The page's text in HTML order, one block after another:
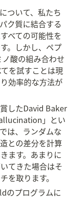
ついて、私たち
ク質に結合する
べての可能性を
。しかし、ペプ
酸の組み合わせ
を試すことは現
効率的な方法が
したDavid Baker
」とい
は、ランダムな
との差分を計算
ます。あまりに
てきた場合はそ
を取ります。
のプログラムに